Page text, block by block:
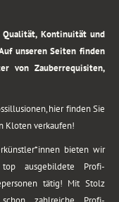
Kontinuität und
unseren Seiten finden
von Zauberrequisiten,
hier finden Sie
Kloten verkaufen!
bieten wir
ausgebildete Profi-
tätig! Mit Stolz